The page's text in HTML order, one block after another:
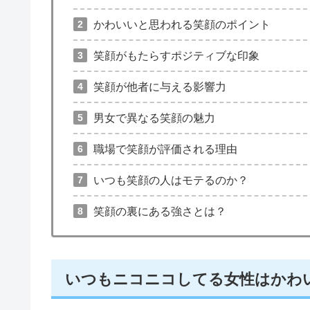
かわいいと思われる笑顔のポイント
笑顔がもたらすポジティブな印象
笑顔が他者に与える影響力
男女で異なる笑顔の魅力
職場で笑顔が評価される理由
いつも笑顔の人はモテるのか？
笑顔の裏にある強さとは？
いつもニコニコしてる女性はかわ